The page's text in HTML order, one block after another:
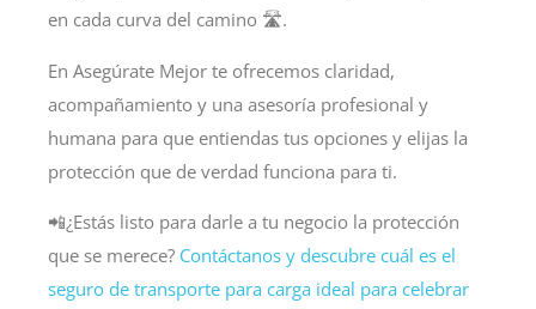
en cada curva del camino 🛣️.
En Asegúrate Mejor te ofrecemos claridad,
acompañamiento y una asesoría profesional y
humana para que entiendas tus opciones y elijas la
protección que de verdad funciona para ti.
📲¿Estás listo para darle a tu negocio la protección
que se merece? Contáctanos y descubre cuál es el
seguro de transporte para carga ideal para celebrar